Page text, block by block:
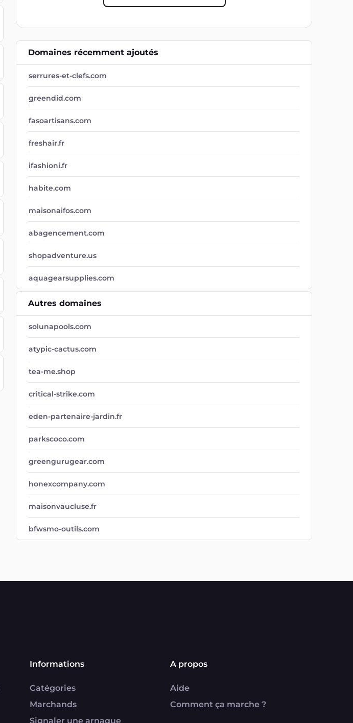
Domaines récemment ajoutés
serrures-et-clefs.com
greendid.com
fasoartisans.com
freshair.fr
ifashioni.fr
habite.com
maisonaifos.com
abagencement.com
shopadventure.us
aquagearsupplies.com
Autres domaines
solunapools.com
atypic-cactus.com
tea-me.shop
critical-strike.com
eden-partenaire-jardin.fr
parkscoco.com
greengurugear.com
honexcompany.com
maisonvaucluse.fr
bfwsmo-outils.com
Informations
Catégories
Marchands
Signaler une arnaque
A propos
Aide
Comment ça marche ?